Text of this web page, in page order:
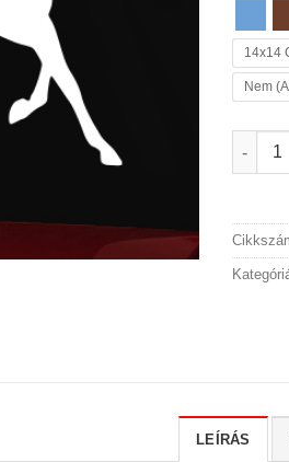
14x14
Nem
LEÍRÁS